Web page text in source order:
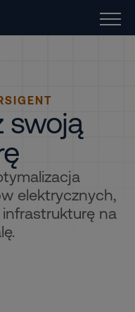
swoją
elektrycznych,
na